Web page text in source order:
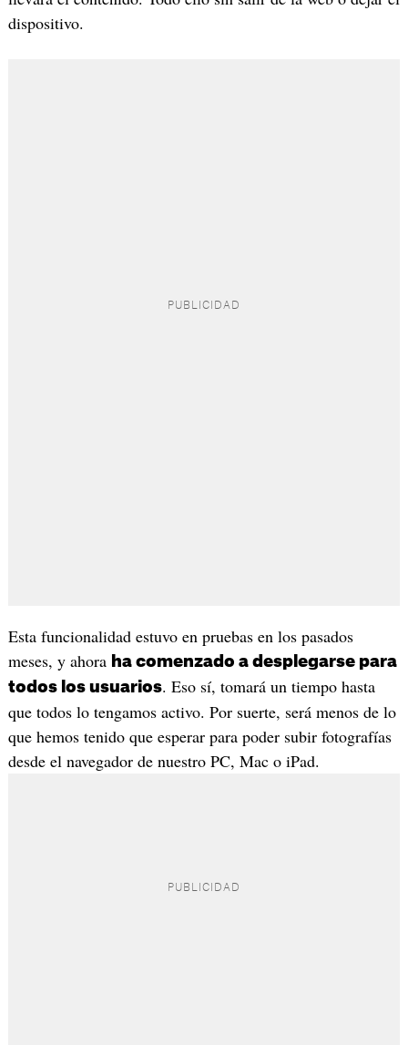
dispositivo.
Esta funcionalidad estuvo en pruebas en los pasados
meses, y ahora ha comenzado a desplegarse para
todos los usuarios. Eso sí, tomará un tiempo hasta
que todos lo tengamos activo. Por suerte, será menos de lo
que hemos tenido que esperar para poder subir fotografías
desde el navegador de nuestro PC, Mac o iPad.